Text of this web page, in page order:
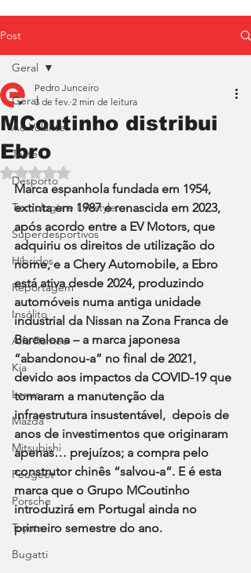
Post
Geral
Ao Volante
Teste
Desporto
Tecnologia e Lifestyle
Superdesportivos
Híbridos
Reportagem
Insólito
Alfa Romeo
Kia
Lexus
Mazda
Mitsubishi
Peugeot
Porsche
Toyota
Bugatti
Geral
MCoutinho distribui
Ebro
Pedro Junceiro
3 de fev. 2 min de leitura
Avaliado com NaN de 5 estrelas.
Marca espanhola fundada em 1954,
extinta em 1987 e renascida em 2023,
após acordo entre a EV Motors, que
adquiriu os direitos de utilização do
nome, e a Chery Automobile, a Ebro
está ativa desde 2024, produzindo
automóveis numa antiga unidade
industrial da Nissan na Zona Franca de
Barcelona – a marca japonesa
“abandonou-a” no final de 2021,
devido aos impactos da COVID-19 que
tornaram a manutenção da
infraestrutura insustentável,  depois de
anos de investimentos que originaram
apenas… prejuízos; a compra pelo
construtor chinês “salvou-a”. E é esta
marca que o Grupo MCoutinho
introduzirá em Portugal ainda no
primeiro semestre do ano.